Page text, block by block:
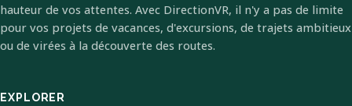
hauteur de vos attentes. Avec DirectionVR, il n'y a pas de limite
pour vos projets de vacances, d'excursions, de trajets ambitieux
ou de virées à la découverte des routes.
EXPLORER